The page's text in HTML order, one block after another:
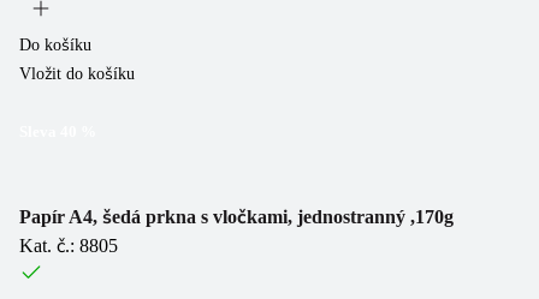
Do košíku
Vložit do košíku
Papír A4, šedá prkna s vločkami, jednostranný ,170g
Kat. č.: 8805